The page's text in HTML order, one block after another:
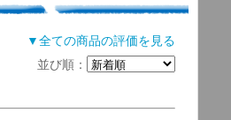
▼全ての商品の評価を見る
並び順：